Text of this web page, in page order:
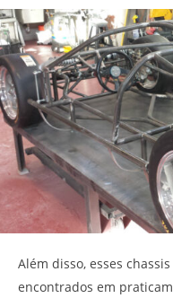
Além disso, esses
encontrados em